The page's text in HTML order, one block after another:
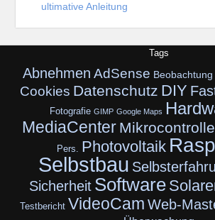
ultimative Anleitung
Tags
Abnehmen AdSense Beobachtung
Cookies Datenschutz DIY
Fotografie GIMP Google Maps
MediaCenter
Pers. Photovoltaik
Selbstbau
Sicherheit Software
Testbericht VideoCam Web-